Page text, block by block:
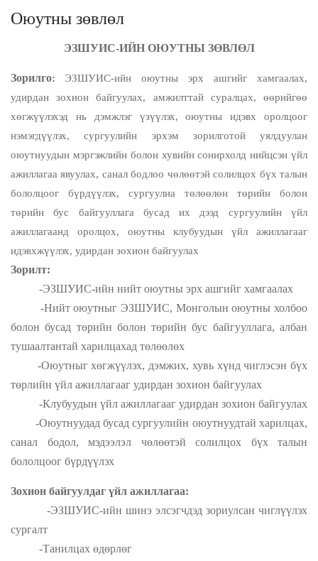
Оюутны зөвлөл
ЭЗШУИС-ИЙН ОЮУТНЫ ЗӨВЛӨЛ
Зорилго:
ЭЗШУИС-ийн оюутны эрх ашгийг хамгаалах,
удирдан зохион байгуулах, амжилттай суралцах, өөрийгөө
хөгжүүлэхэд нь дэмжлэг үзүүлэх, оюутны идэвх оролцоог
нэмэгдүүлэх, сургуулийн эрхэм зорилготой уялдуулан
оюутнуудын мэргэжлийн болон хувийн сонирхолд нийцсэн үйл
ажиллагаа явуулах, санал бодлоо чөлөөтэй солилцох бүх талын
бололцоог бүрдүүлэх, сургуулиа төлөөлөн төрийн болон
төрийн бус байгууллага бусад их дээд сургуулийн үйл
ажиллагаанд оролцох, оюутны клубуудын үйл ажиллагааг
идэвхжүүлэх, удирдан зохион байгуулах
Зорилт:
-ЭЗШУИС-ийн нийт оюутны эрх ашгийг хамгаалах
-Нийт оюутныг ЭЗШУИС, Монголын оюутны холбоо
болон бусад төрийн болон төрийн бус байгууллага, албан
тушаалтантай харилцахад төлөөлөх
-Оюутныг хөгжүүлэх, дэмжих, хувь хүнд чиглэсэн бүх
төрлийн үйл ажиллагааг удирдан зохион байгуулах
-Клубуудын үйл ажиллагааг удирдан зохион байгуулах
-Оюутнуудад бусад сургуулийн оюутнуудтай харилцах,
санал бодол, мэдээлэл чөлөөтэй солилцох бүх талын
бололцоог бүрдүүлэх
Зохион байгуулдаг үйл ажиллагаа:
-ЭЗШУИС-ийн шинэ элсэгчдэд зориулсан чиглүүлэх
сургалт
-Танилцах өдөрлөг